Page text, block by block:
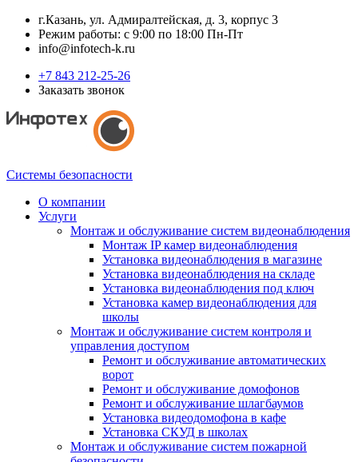
г.Казань, ул. Адмиралтейская, д. 3, корпус 3
Режим работы: с 9:00 по 18:00 Пн-Пт
info@infotech-k.ru
+7 843 212-25-26
Заказать звонок
Системы безопасности
О компании
Услуги
Монтаж и обслуживание систем видеонаблюдения
Монтаж IP камер видеонаблюдения
Установка видеонаблюдения в магазине
Установка видеонаблюдения на складе
Установка видеонаблюдения под ключ
Установка камер видеонаблюдения для
школы
Монтаж и обслуживание систем контроля и
управления доступом
Ремонт и обслуживание автоматических
ворот
Ремонт и обслуживание домофонов
Ремонт и обслуживание шлагбаумов
Установка видеодомофона в кафе
Установка СКУД в школах
Монтаж и обслуживание систем пожарной